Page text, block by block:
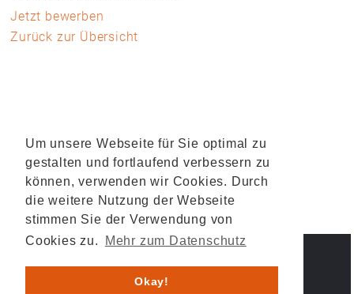
Um unsere Webseite für Sie optimal zu
gestalten und fortlaufend verbessern zu
können, verwenden wir Cookies. Durch
die weitere Nutzung der Webseite
stimmen Sie der Verwendung von
Cookies zu.
Mehr zum Datenschutz
Okay!
Jetzt bewerben
Zurück zur Übersicht
© 2026 HESYS TechnicalSystems GmbH & Co. KG .